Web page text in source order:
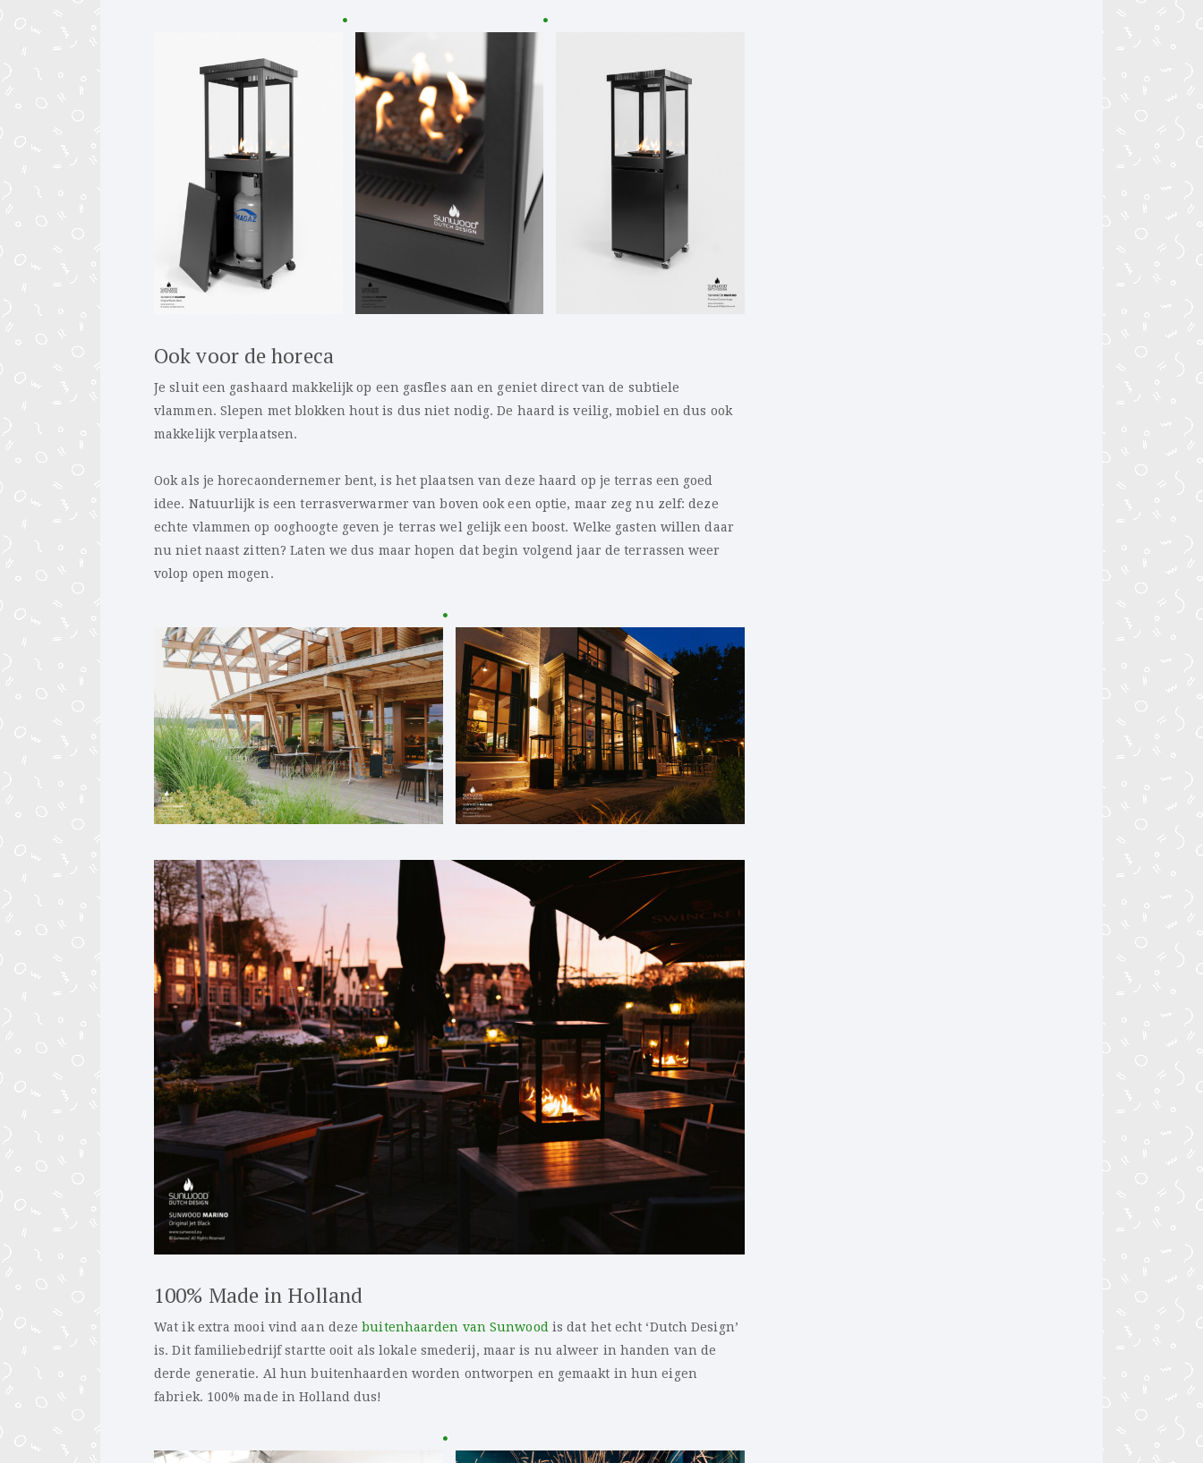
Ook voor de horeca
Je sluit een gashaard makkelijk op een gasfles aan en geniet direct van de subtiele
vlammen. Slepen met blokken hout is dus niet nodig. De haard is veilig, mobiel en dus ook
makkelijk verplaatsen.
Ook als je horecaondernemer bent, is het plaatsen van deze haard op je terras een goed
idee. Natuurlijk is een terrasverwarmer van boven ook een optie, maar zeg nu zelf: deze
echte vlammen op ooghoogte geven je terras wel gelijk een boost. Welke gasten willen daar
nu niet naast zitten? Laten we dus maar hopen dat begin volgend jaar de terrassen weer
volop open mogen.
100% Made in Holland
Wat ik extra mooi vind aan dezebuitenhaarden van Sunwood is dat het echt ‘Dutch Design’
is. Dit familiebedrijf startte ooit als lokale smederij, maar is nu alweer in handen van de
derde generatie. Al hun buitenhaarden worden ontworpen en gemaakt in hun eigen
fabriek. 100% made in Holland dus!